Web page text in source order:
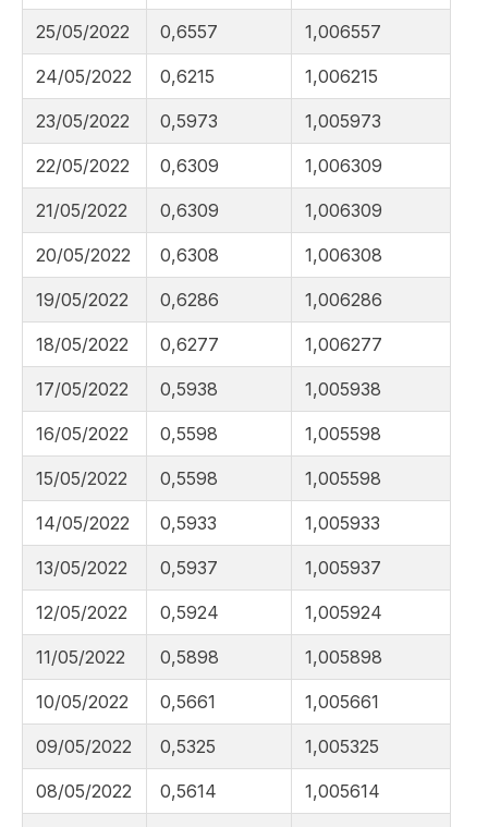
25/05/2022 0,6557 1,006557
24/05/2022 0,6215 1,006215
23/05/2022 0,5973 1,005973
22/05/2022 0,6309 1,006309
21/05/2022 0,6309 1,006309
20/05/2022 0,6308 1,006308
19/05/2022 0,6286 1,006286
18/05/2022 0,6277 1,006277
17/05/2022 0,5938 1,005938
16/05/2022 0,5598 1,005598
15/05/2022 0,5598 1,005598
14/05/2022 0,5933 1,005933
13/05/2022 0,5937 1,005937
12/05/2022 0,5924 1,005924
11/05/2022 0,5898 1,005898
10/05/2022 0,5661 1,005661
09/05/2022 0,5325 1,005325
08/05/2022 0,5614 1,005614